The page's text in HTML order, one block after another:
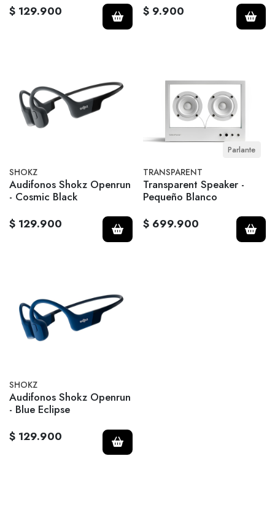
$ 129.900
$ 9.900
SHOKZ
Audifonos Shokz Openrun
- Cosmic Black
$ 129.900
Parlante
TRANSPARENT
Transparent Speaker -
Pequeño Blanco
$ 699.900
SHOKZ
Audifonos Shokz Openrun
- Blue Eclipse
$ 129.900